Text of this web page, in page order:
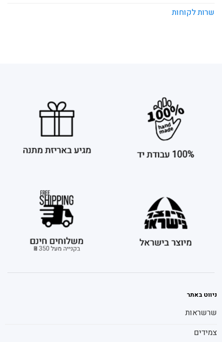
שרות לקוחות
ניווט באתר
שרשראות
צמידים